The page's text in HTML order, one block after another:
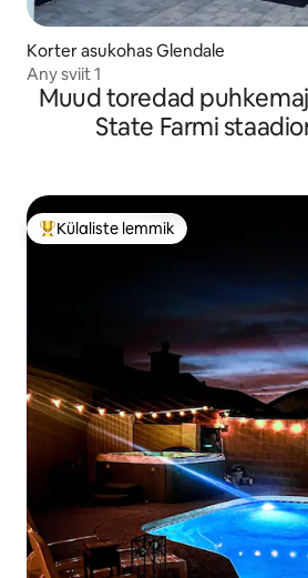
Korter asukohas Glendale
Any sviit 1
Muud toredad
State Farmi
Külaliste suur lemmik
Külaliste lemmik